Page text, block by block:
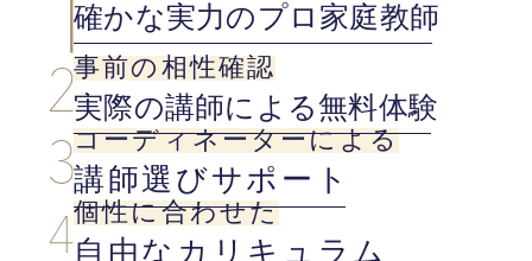
確かな実力のプロ家庭教師
事前の相性確認
実際の講師による無料体験
コーディネーターによる
講師選びサポート
個性に合わせた
自由なカリキュラム